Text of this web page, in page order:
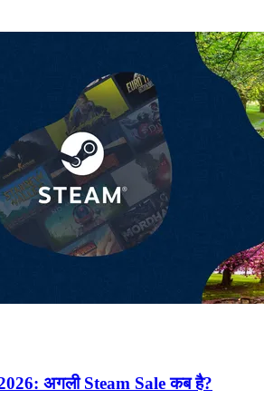
अगली Steam Sale कब है?